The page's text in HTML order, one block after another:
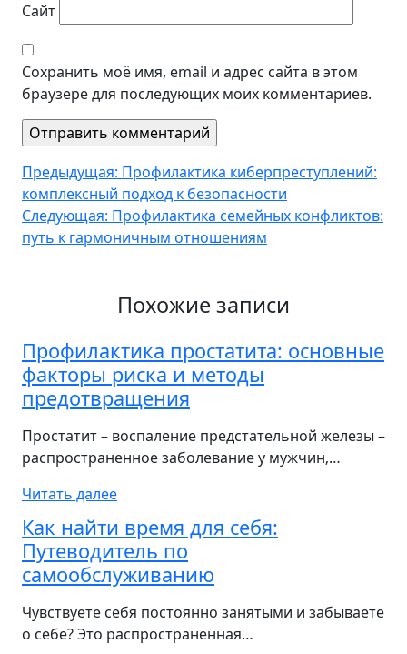
Сайт
Сохранить моё имя, email и адрес сайта в этом
браузере для последующих моих комментариев.
Навигация
по
записям
Предыдущая: Профилактика киберпреступлений:
комплексный подход к безопасности
Следующая: Профилактика семейных конфликтов:
путь к гармоничным отношениям
Похожие записи
Профилактика простатита: основные
факторы риска и методы
предотвращения
Простатит – воспаление предстательной железы –
распространенное заболевание у мужчин‚…
Читать далее
Как найти время для себя:
Путеводитель по
самообслуживанию
Чувствуете себя постоянно занятыми и забываете
о себе? Это распространенная…